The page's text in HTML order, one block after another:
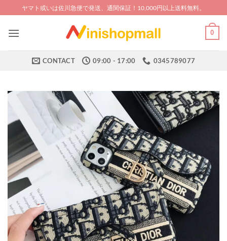
to
content
ヤマト或いは佐川急便で発送、通関保証！10,000円以上送料無料。
0
CONTACT 09:00 - 17:00 0345789077